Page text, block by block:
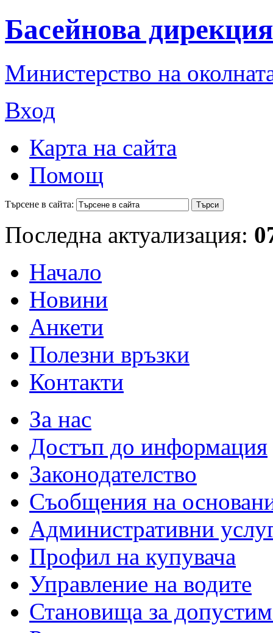
Басейнова
Министерство на
Вход
Карта на сайта
Помощ
Търсене в сайта:
Последна актуализация:
Начало
Новини
Анкети
Полезни връзки
Контакти
За нас
Достъп до информация
Законодателство
Съобщения на
Административни
Профил на купувача
Управление на водите
Становища за